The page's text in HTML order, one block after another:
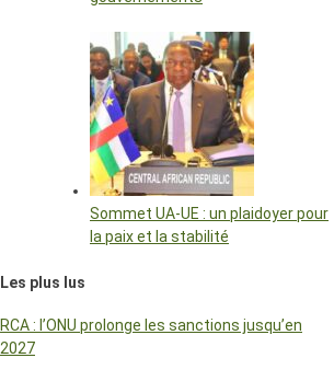
Sommet UA-UE : un plaidoyer pour
la paix et la stabilité
Les plus lus
RCA : l’ONU prolonge les sanctions jusqu’en
2027